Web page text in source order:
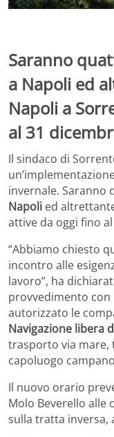
Saranno
a Napoli ed
Napoli a
al 31
Il sindaco di
invernale. Saranno
Napoli ed
attive da oggi fino
“Abbiamo chiesto
incontro alle
lavoro”, ha
provvedimento con
autorizzato le
Navigazione libera
trasporto via mare,
capoluogo
Il nuovo orario
Molo Beverello alle
sulla tratta inversa,